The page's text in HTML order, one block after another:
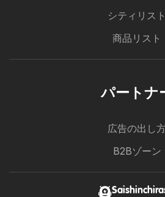
シティリスト
商品リスト
パートナ
広告の出し
B2Bゾーン